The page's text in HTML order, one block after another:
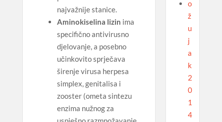
najvažnije stanice.
Aminokiselina lizin ima
specifično antivirusno
djelovanje, a posebno
učinkovito sprječava
širenje virusa herpesa
simplex, genitalisa i
zooster (ometa sintezu
enzima nužnog za
o
ž
u
j
a
k
2
0
1
4